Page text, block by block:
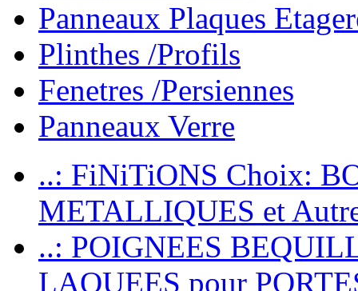
Panneaux Plaques
Plinthes /Profils
Fenetres /Persiennes
Panneaux Verre
..: FiNiTiONS Choix:
METALLIQUES et
..: POIGNEES
LAQUEES pour